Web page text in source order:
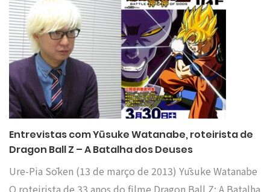
Entrevistas com Yūsuke Watanabe, roteirista de
Dragon Ball Z – A Batalha dos Deuses
Ure-Pia Sōken (13 de março de 2013) Yūsuke Watanabe
O roteirista de 33 anos do filme Dragon Ball Z: A Batalha